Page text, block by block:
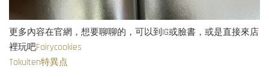
更多內容在官網，想要聊聊的，可以到IG或臉書，或是直接來店
裡玩吧Fairycookies
Tokuiten特異点